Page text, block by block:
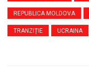
REPUBLICA MOLDOVA
TRANZIȚIE UCRAINA